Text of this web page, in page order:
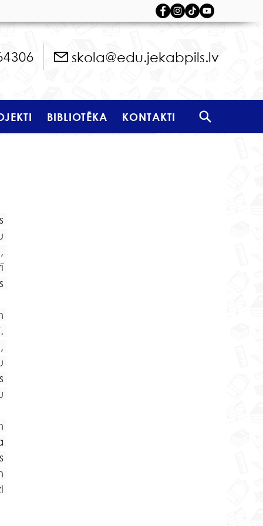
skola@edu.jekabpils.lv
BIBLIOTĒKA KONTAKTI